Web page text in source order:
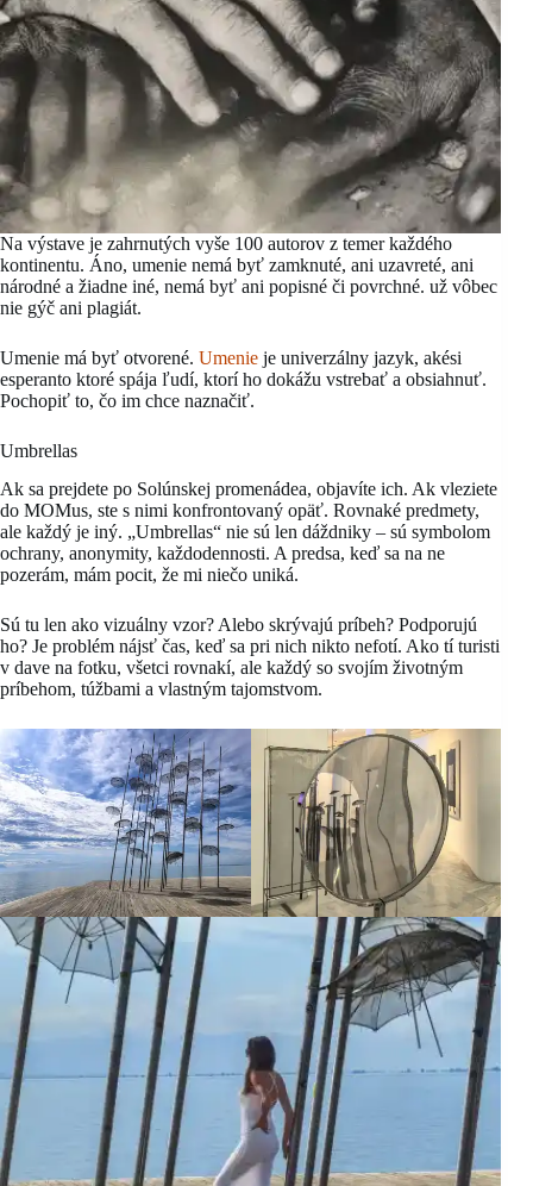
Na výstave je zahrnutých vyše 100 autorov z temer každého
kontinentu. Áno, umenie nemá byť zamknuté, ani uzavreté, ani
národné a žiadne iné, nemá byť ani popisné či povrchné. už vôbec
nie gýč ani plagiát.
Umenie má byť otvorené. Umenie je univerzálny jazyk, akési
esperanto ktoré spája ľudí, ktorí ho dokážu vstrebať a obsiahnuť.
Pochopiť to, čo im chce naznačiť.
Umbrellas
Ak sa prejdete po Solúnskej promenádea, objavíte ich. Ak vleziete
do MOMus, ste s nimi konfrontovaný opäť. Rovnaké predmety,
ale každý je iný. „Umbrellas“ nie sú len dáždniky – sú symbolom
ochrany, anonymity, každodennosti. A predsa, keď sa na ne
pozerám, mám pocit, že mi niečo uniká.
Sú tu len ako vizuálny vzor? Alebo skrývajú príbeh? Podporujú
ho? Je problém nájsť čas, keď sa pri nich nikto nefotí. Ako tí turisti
v dave na fotku, všetci rovnakí, ale každý so svojím životným
príbehom, túžbami a vlastným tajomstvom.